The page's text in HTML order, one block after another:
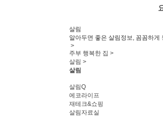
살림
알아두면 좋은 살림정보, 꼼꼼하게
>
주부 행복한 집 >
살림 >
살림
살림Q
에코라이프
재테크&쇼핑
살림자료실